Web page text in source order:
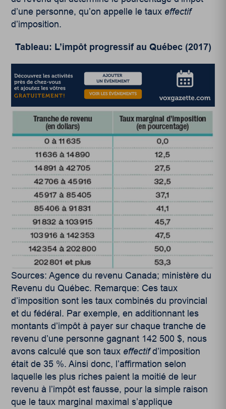
d’une personne, qu’on appelle le taux effectif
d’imposition.
Tableau: L’impôt progressif au Québec (2017)
Sources: Agence du revenu Canada; ministère du
Revenu du Québec. Remarque: Ces taux
d’imposition sont les taux combinés du provincial
et du fédéral. Par exemple, en additionnant les
montants d’impôt à payer sur chaque tranche de
revenu d’une personne gagnant 142 500 $, nous
avons calculé que son taux effectifd’imposition
était de 35 %. Ainsi donc, l’affirmation selon
laquelle les plus riches paient la moitié de leur
revenu à l’impôt est fausse, pour la simple raison
que le taux marginal maximal s’applique